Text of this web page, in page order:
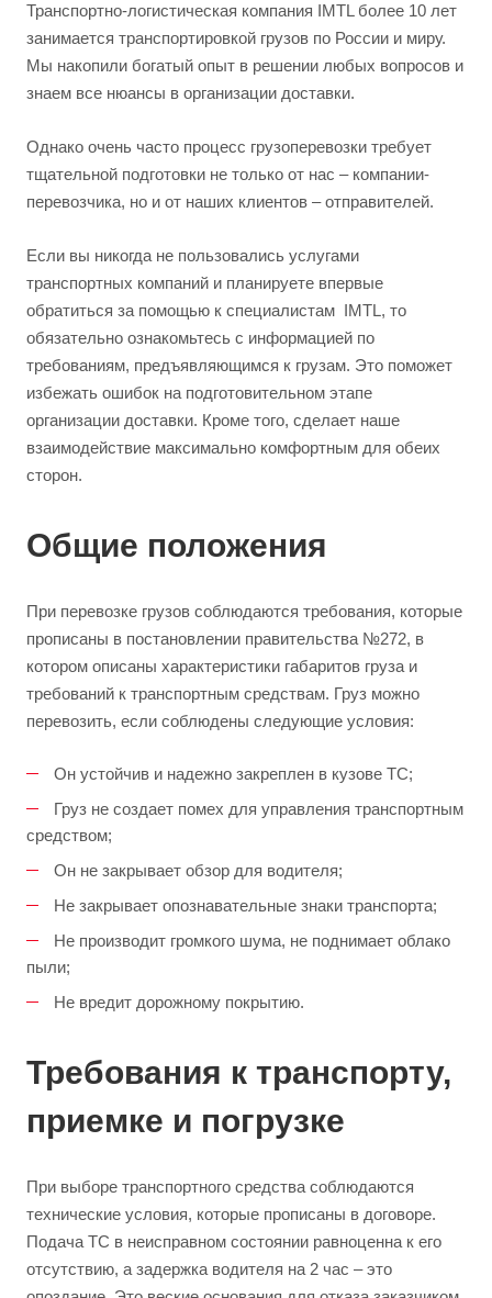
Транспортно-логистическая компания IMTL более 10 лет
занимается транспортировкой грузов по России и миру.
Мы накопили богатый опыт в решении любых вопросов и
знаем все нюансы в организации доставки.
Однако очень часто процесс грузоперевозки требует
тщательной подготовки не только от нас – компании-
перевозчика, но и от наших клиентов – отправителей.
Если вы никогда не пользовались услугами
транспортных компаний и планируете впервые
обратиться за помощью к специалистам IMTL, то
обязательно ознакомьтесь с информацией по
требованиям, предъявляющимся к грузам. Это поможет
избежать ошибок на подготовительном этапе
организации доставки. Кроме того, сделает наше
взаимодействие максимально комфортным для обеих
сторон.
Общие положения
При перевозке грузов соблюдаются требования, которые
прописаны в постановлении правительства №272, в
котором описаны характеристики габаритов груза и
требований к транспортным средствам. Груз можно
перевозить, если соблюдены следующие условия:
Он устойчив и надежно закреплен в кузове ТС;
Груз не создает помех для управления транспортным
средством;
Он не закрывает обзор для водителя;
Не закрывает опознавательные знаки транспорта;
Не производит громкого шума, не поднимает облако
пыли;
Не вредит дорожному покрытию.
Требования к транспорту,
приемке и погрузке
При выборе транспортного средства соблюдаются
технические условия, которые прописаны в договоре.
Подача ТС в неисправном состоянии равноценна к его
отсутствию, а задержка водителя на 2 час – это